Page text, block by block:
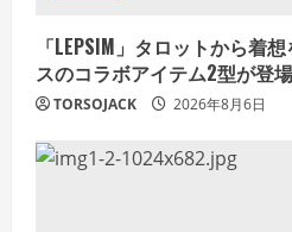
「LEPSIM」タロットから着
スのコラボアイテム2型が登場
TORSOJACK 2026年8月6日